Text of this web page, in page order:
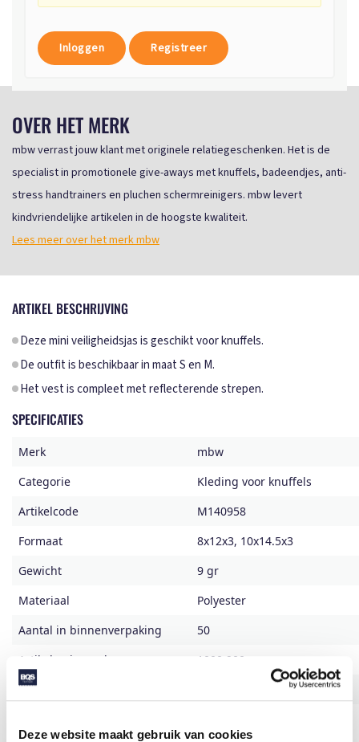
Deze website maakt gebruik van cookies
Inloggen Registreer
OVER HET MERK
mbw verrast jouw klant met originele relatiegeschenken. Het is de
specialist in promotionele give-aways met knuffels, badeendjes, anti-
stress handtrainers en pluchen schermreinigers. mbw levert
kindvriendelijke artikelen in de hoogste kwaliteit.
Lees meer over het merk mbw
ARTIKEL BESCHRIJVING
Deze mini veiligheidsjas is geschikt voor knuffels.
De outfit is beschikbaar in maat S en M.
Het vest is compleet met reflecterende strepen.
SPECIFICATIES
Merk
mbw
Categorie
Kleding voor knuffels
Artikelcode
M140958
Formaat
8x12x3, 10x14.5x3
Gewicht
9 gr
Materiaal
Polyester
Aantal in binnenverpaking
50
Artikelen in omdoos
1000,900
Land van herkomst